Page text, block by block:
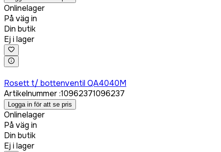
Onlinelager
På väg in
Din butik
Ej i lager
Rosett t/ bottenventil QA4040M
Artikelnummer:10962371096237
Logga in för att se pris
Onlinelager
På väg in
Din butik
Ej i lager